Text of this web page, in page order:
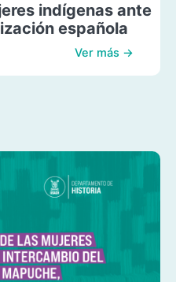
indígenas ante
española
Ver más →